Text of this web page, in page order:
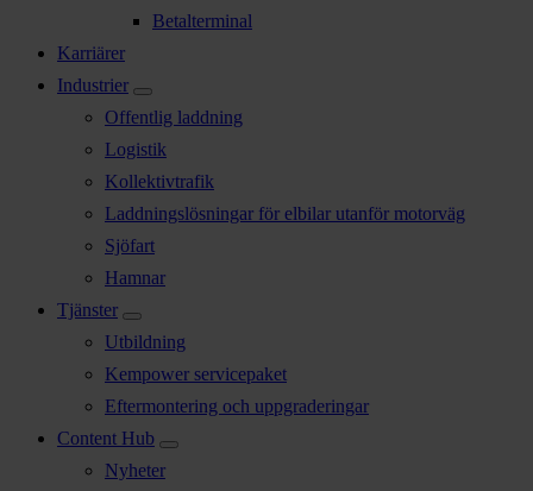
Betalterminal
Karriärer
Industrier
Offentlig laddning
Logistik
Kollektivtrafik
Laddningslösningar för elbilar utanför motorväg
Sjöfart
Hamnar
Tjänster
Utbildning
Kempower servicepaket
Eftermontering och uppgraderingar
Content Hub
Nyheter